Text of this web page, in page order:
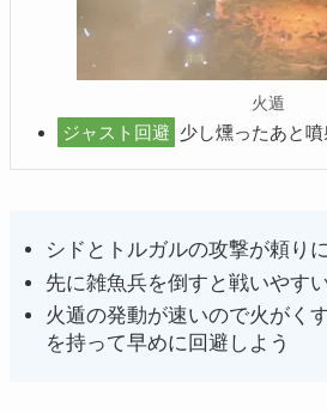
火遁
ジャスト回避 少し燻ったあと
シドとトルガルの攻撃が頼り
先に雑魚兵を倒すと戦いやす
火遁の発動が速いので火がく
を持って早めに回避しよう